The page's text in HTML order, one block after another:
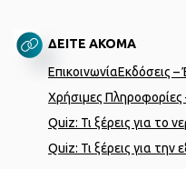
ΔΕΙΤΕ ΑΚΟΜΑ
ΕπικοινωνίαΕκδόσεις –
Χρήσιμες Πληροφορίες
Quiz: Τι ξέρεις για το
Quiz: Τι ξέρεις για την